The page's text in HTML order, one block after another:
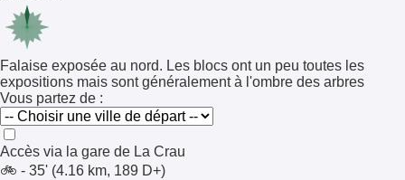
Falaise exposée au nord. Les blocs ont un peu toutes les
expositions mais sont généralement à l'ombre des arbres
Vous partez de :
Accès via la gare de La Crau
🚲 - 35' (4.16 km, 189 D+)